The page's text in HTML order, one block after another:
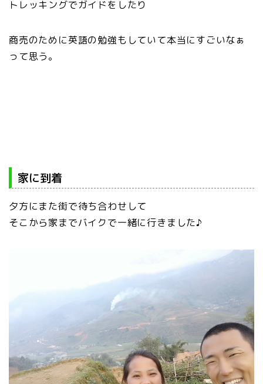
トレッキングでガイドをしたり
商売のために英語の勉強もしていて本当にすごいなぁ
って思う。
家に到着
夕方にまた街で待ち合わせして
そこから家までバイクで一緒に行きました♪